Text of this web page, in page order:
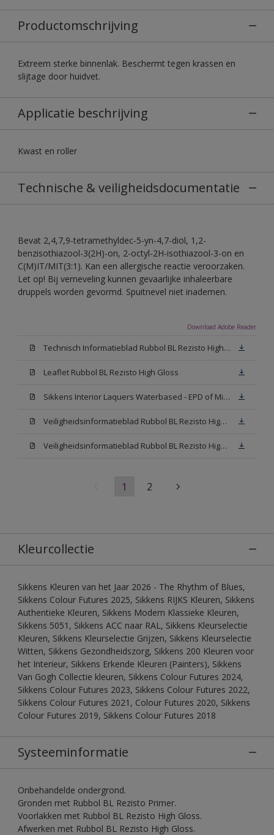
Productomschrijving
Extreem sterke binnenlak. Beschermt tegen krassen en
slijtage door huidvet.
Applicatie beschrijving
Kwast en roller
Technische & veiligheidsdocumentatie
Bevat 2,4,7,9-tetramethyldec-5-yn-4,7-diol, 1,2-
benzisothiazool-3(2H)-on, 2-octyl-2H-isothiazool-3-on en
C(M)IT/MIT(3:1). Kan een allergische reactie veroorzaken.
Let op! Bij verneveling kunnen gevaarlijke inhaleerbare
druppels worden gevormd. Spuitnevel niet inademen.
Download Adobe Reader
Technisch Informatieblad Rubbol BL Rezisto High Gloss (New Livery) (PDF)
Leaflet Rubbol BL Rezisto High Gloss
Sikkens Interior Laquers Waterbased - EPD of Milieuproductverklaring
Veiligheidsinformatieblad Rubbol BL Rezisto High Gloss N00 (MSDS)
Veiligheidsinformatieblad Rubbol BL Rezisto High Gloss White (MSDS)
1 2
Kleurcollectie
Sikkens Kleuren van het Jaar 2026 - The Rhythm of Blues,
Sikkens Colour Futures 2025, Sikkens RIJKS Kleuren, Sikkens
Authentieke Kleuren, Sikkens Modern Klassieke Kleuren,
Sikkens 5051, Sikkens ACC naar RAL, Sikkens Kleurselectie
Kleuren, Sikkens Kleurselectie Grijzen, Sikkens Kleurselectie
Witten, Sikkens Gezondheidszorg, Sikkens 200 Kleuren voor
het Interieur, Sikkens Erkende Kleuren (Painters), Sikkens
Van Gogh Collectie kleuren, Sikkens Colour Futures 2024,
Sikkens Colour Futures 2023, Sikkens Colour Futures 2022,
Sikkens Colour Futures 2021, Colour Futures 2020, Sikkens
Colour Futures 2019, Sikkens Colour Futures 2018
Systeeminformatie
Onbehandelde ondergrond.
Gronden met Rubbol BL Rezisto Primer.
Voorlakken met Rubbol BL Rezisto High Gloss.
Afwerken met Rubbol BL Rezisto High Gloss.